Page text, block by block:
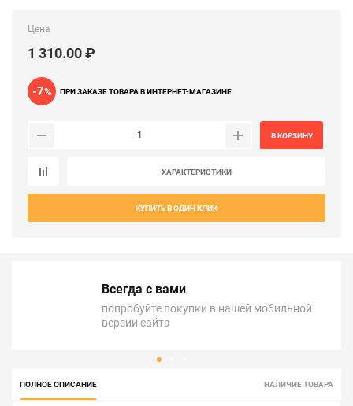
Цена
1 310.00 ₽
-7% ПРИ ЗАКАЗЕ ТОВАРА В ИНТЕРНЕТ-МАГАЗИНЕ
В КОРЗИНУ
ХАРАКТЕРИСТИКИ
КУПИТЬ В ОДИН КЛИК
Всегда с вами
попробуйте покупки в нашей мобильной
версии сайта
ПОЛНОЕ ОПИСАНИЕ НАЛИЧИЕ ТОВАРА